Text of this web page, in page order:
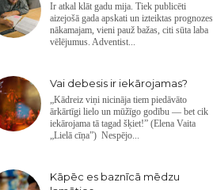
Ir atkal klāt gadu mija. Tiek publicēti
aizejošā gada apskati un izteiktas prognozes
nākamajam, vieni pauž bažas, citi sūta laba
vēlējumus. Adventist...
Vai debesis ir iekārojamas?
„Kādreiz viņi nicināja tiem piedāvāto
ārkārtīgi lielo un mūžīgo godību — bet cik
iekārojama tā tagad šķiet!” (Elena Vaita
„Lielā cīņa”) Nespējo...
Kāpēc es baznīcā mēdzu